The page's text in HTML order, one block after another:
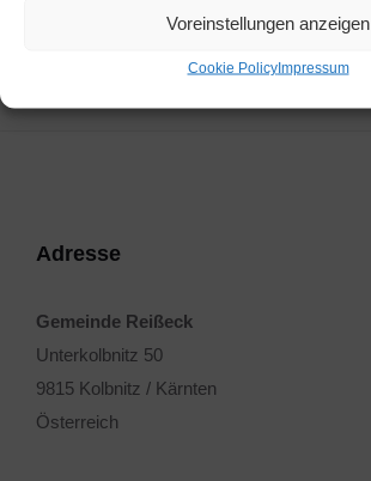
Voreinstellungen anzeigen
Cookie PolicyImpressum
Adresse
Gemeinde Reißeck
Unterkolbnitz 50
9815 Kolbnitz / Kärnten
Österreich